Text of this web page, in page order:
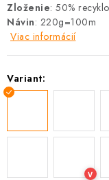
Zloženie: 50%
Návin: 220g=100m
Viac informácií
Variant:
V